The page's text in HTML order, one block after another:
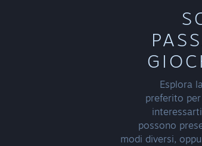
Esplora
preferito
possono
modi diversi,